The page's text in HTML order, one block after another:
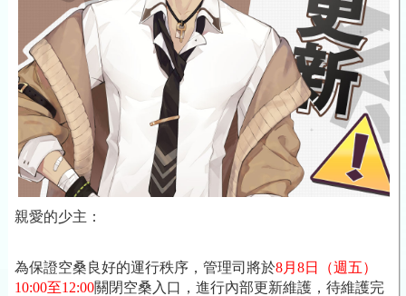
親愛的少主：
為保證空桑良好的運行秩序，管理司將於8月8日
（週五）
10:00至12:00關閉空桑入口，進行內部更新維護，待維護完